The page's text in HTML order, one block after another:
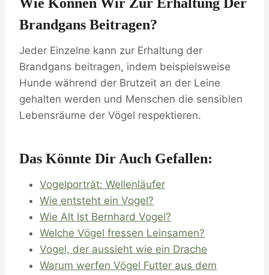
Brandgans Beitragen?
Jeder Einzelne kann zur Erhaltung der
Brandgans beitragen, indem beispielsweise
Hunde während der Brutzeit an der Leine
gehalten werden und Menschen die sensiblen
Lebensräume der Vögel respektieren.
Das Könnte Dir Auch Gefallen:
Vogelporträt: Wellenläufer
Wie entsteht ein Vogel?
Wie Alt Ist Bernhard Vogel?
Welche Vögel fressen Leinsamen?
Vogel, der aussieht wie ein Drache
Warum werfen Vögel Futter aus dem